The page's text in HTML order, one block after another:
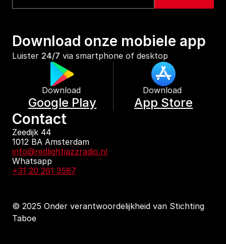
Download onze mobiele app
Luister 24/7 via smartphone of desktop
Download
Google Play
Download
App Store
Contact
Zeedijk 44
1012 BA Amsterdam
info@redlightjazzradio.nl
Whatsapp
+31 20 261 3587
© 2025 Onder verantwoordelijkheid van Stichting
Taboe